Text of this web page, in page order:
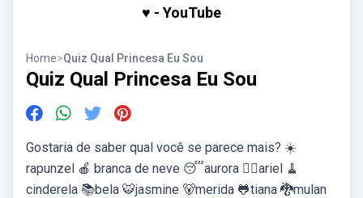
♥ - YouTube
Home>Quiz Qual Princesa Eu Sou
Quiz Qual Princesa Eu Sou
Gostaria de saber qual você se parece mais? ☀️
rapunzel 🍎 branca de neve 😴aurora 🧜‍♀️ariel 🧹
cinderela 📚bela 🐯jasmine 🐻merida 🐸tiana 🐉mulan